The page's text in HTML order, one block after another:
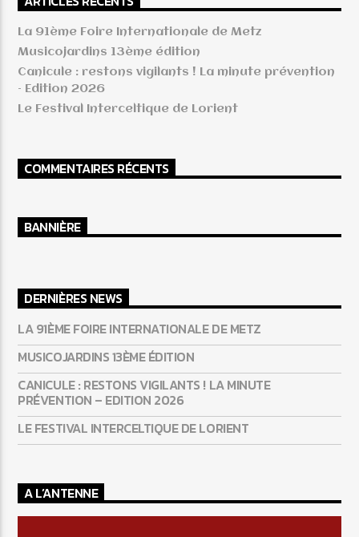
Radio Trad Grand’Est
La 91ème Foire Internationale de Metz
Musicojardins 13ème édition
Canicule : restons vigilants ! La minute prévention
– Edition 2026
Le Festival Interceltique de Lorient
COMMENTAIRES RÉCENTS
BANNIÈRE
DERNIÈRES NEWS
LA 91ÈME FOIRE INTERNATIONALE DE METZ
MUSICOJARDINS 13ÈME ÉDITION
CANICULE : RESTONS VIGILANTS ! LA MINUTE
PRÉVENTION – EDITION 2026
LE FESTIVAL INTERCELTIQUE DE LORIENT
A L’ANTENNE